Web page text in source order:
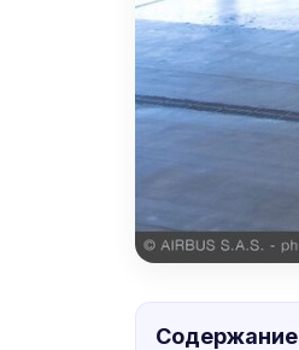
Содержание